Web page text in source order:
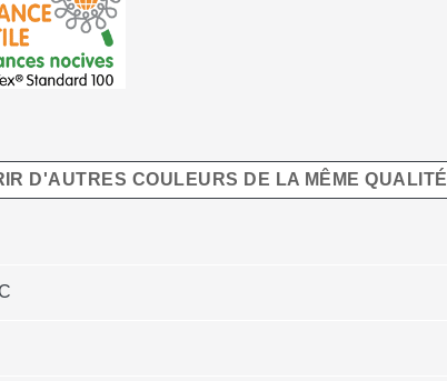
D'AUTRES COULEURS DE LA MÊME QUALITÉ